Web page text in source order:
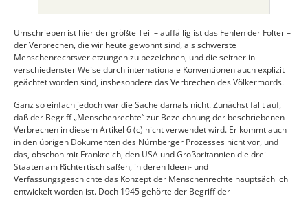
Umschrieben ist hier der größte Teil – auffällig ist das Fehlen der Folter –
der Verbrechen, die wir heute gewohnt sind, als schwerste
Menschenrechtsverletzungen zu bezeichnen, und die seither in
verschiedenster Weise durch internationale Konventionen auch explizit
geächtet worden sind, insbesondere das Verbrechen des Völkermords.
Ganz so einfach jedoch war die Sache damals nicht. Zunächst fällt auf,
daß der Begriff „Menschenrechte“ zur Bezeichnung der beschriebenen
Verbrechen in diesem Artikel 6 (c) nicht verwendet wird. Er kommt auch
in den übrigen Dokumenten des Nürnberger Prozesses nicht vor, und
das, obschon mit Frankreich, den USA und Großbritannien die drei
Staaten am Richtertisch saßen, in deren Ideen- und
Verfassungsgeschichte das Konzept der Menschenrechte hauptsächlich
entwickelt worden ist. Doch 1945 gehörte der Begriff der